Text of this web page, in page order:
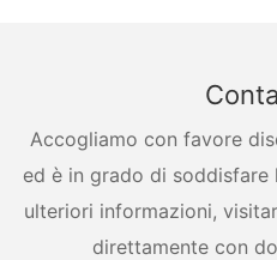
Accogliamo con favore
ed è in grado di soddisfare
ulteriori informazioni,
direttamente con